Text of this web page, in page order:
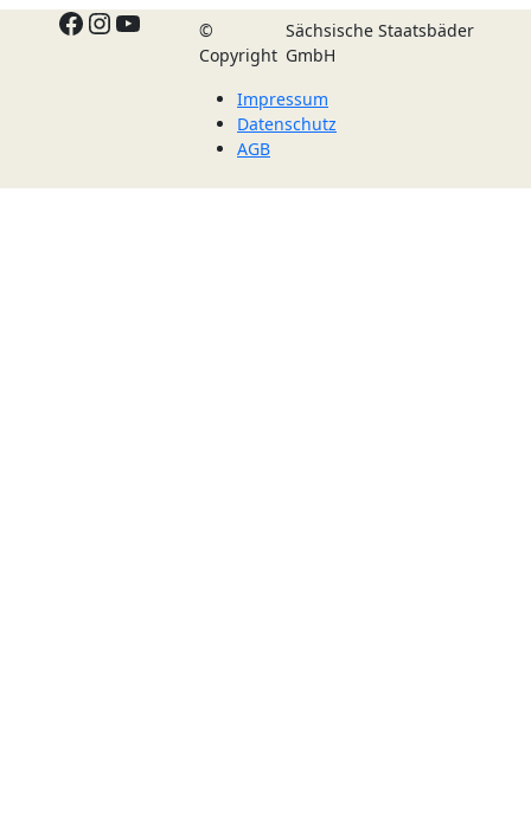
Facebook
Instagram
YouTube
©
Copyright
Sächsische Staatsbäder
GmbH
Impressum
Datenschutz
AGB